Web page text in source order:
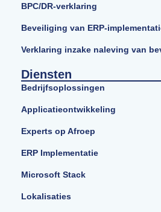
BPC/DR-verklaring
Beveiliging van ERP-
Verklaring inzake naleving van
Diensten
Bedrijfsoplossingen
Applicatieontwikkeling
Experts op Afroep
ERP Implementatie
Microsoft Stack
Lokalisaties